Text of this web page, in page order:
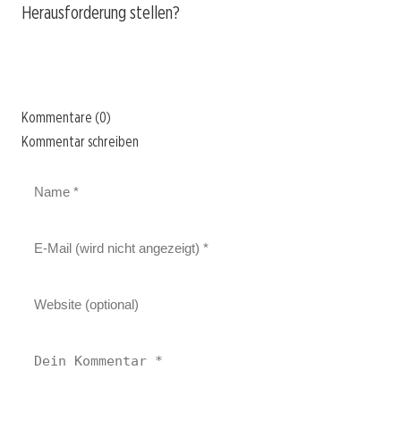
Herausforderung stellen?
Kommentare (0)
Kommentar schreiben